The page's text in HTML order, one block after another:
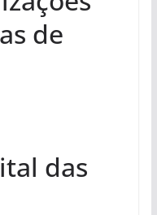
de
das